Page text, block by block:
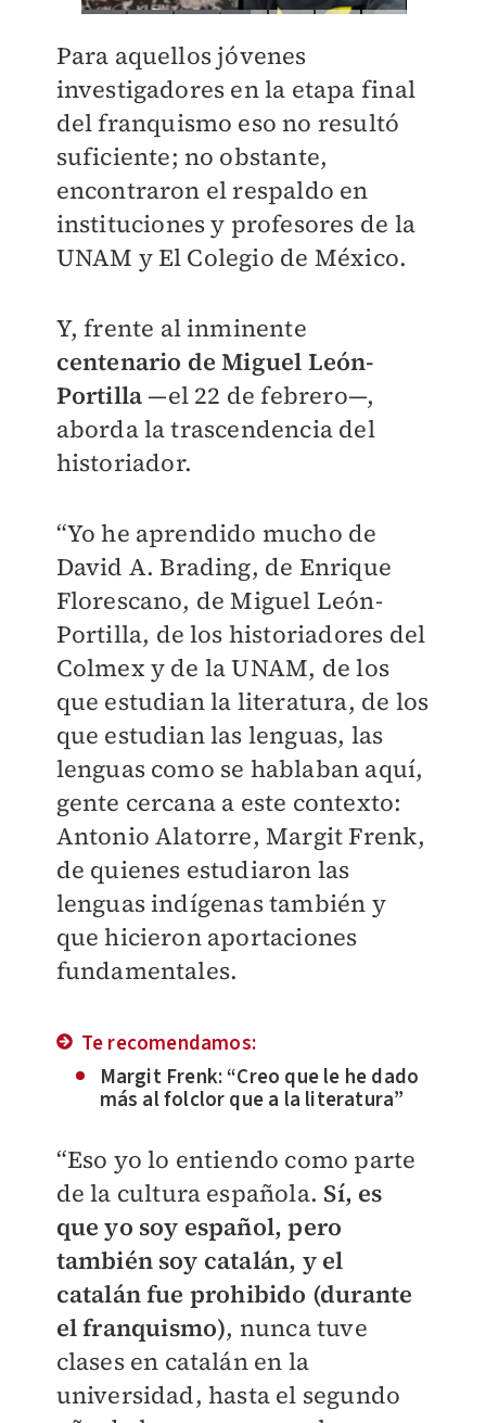
Para aquellos jóvenes
investigadores en la etapa final
del franquismo eso no resultó
suficiente; no obstante,
encontraron el respaldo en
instituciones y profesores de la
UNAM y El Colegio de México.
Y, frente al inminente
centenario de Miguel León-
Portilla—el 22 de febrero—,
aborda la trascendencia del
historiador.
“Yo he aprendido mucho de
David A. Brading, de Enrique
Florescano, de Miguel León-
Portilla, de los historiadores del
Colmex y de la UNAM, de los
que estudian la literatura, de los
que estudian las lenguas, las
lenguas como se hablaban aquí,
gente cercana a este contexto:
Antonio Alatorre, Margit Frenk,
de quienes estudiaron las
lenguas indígenas también y
que hicieron aportaciones
fundamentales.
Te recomendamos:
Margit Frenk: “Creo que le he dado
más al folclor que a la literatura”
“Eso yo lo entiendo como parte
de la cultura española. Sí, es
que yo soy español, pero
también soy catalán, y el
catalán fue prohibido (durante
el franquismo), nunca tuve
clases en catalán en la
universidad, hasta el segundo